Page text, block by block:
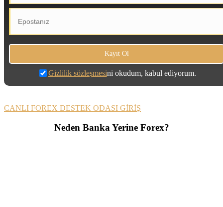
Gizlilik sözleşmesini okudum, kabul ediyorum.
CANLI FOREX DESTEK ODASI GİRİŞ
Neden Banka Yerine Forex?